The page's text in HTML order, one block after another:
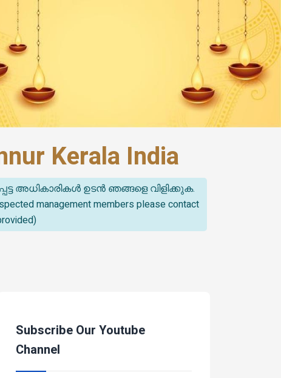
Kerala India
അധികാരികൾ ഉടൻ ഞങ്ങളെ വിളിക്കുക.
management members please contact
Subscribe Our Youtube
Channel